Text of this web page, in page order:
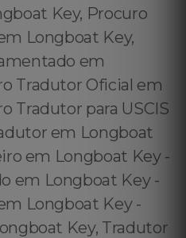
Key, Procuro
Longboat Key,
em
Tradutor Oficial em
Tradutor para USCIS
em Longboat
em Longboat Key -
em Longboat Key -
Longboat Key -
Key, Tradutor